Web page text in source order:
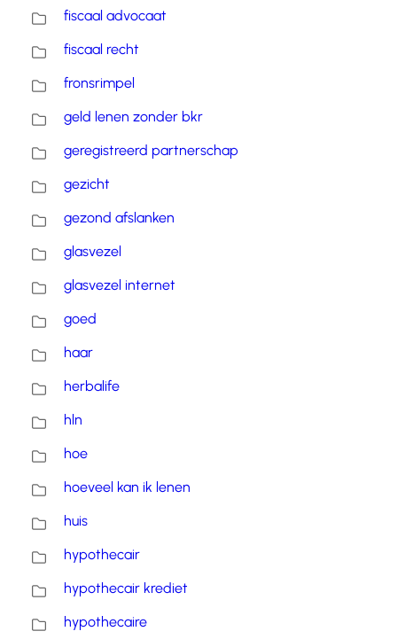
fiscaal advocaat
fiscaal recht
fronsrimpel
geld lenen zonder bkr
geregistreerd partnerschap
gezicht
gezond afslanken
glasvezel
glasvezel internet
goed
haar
herbalife
hln
hoe
hoeveel kan ik lenen
huis
hypothecair
hypothecair krediet
hypothecaire